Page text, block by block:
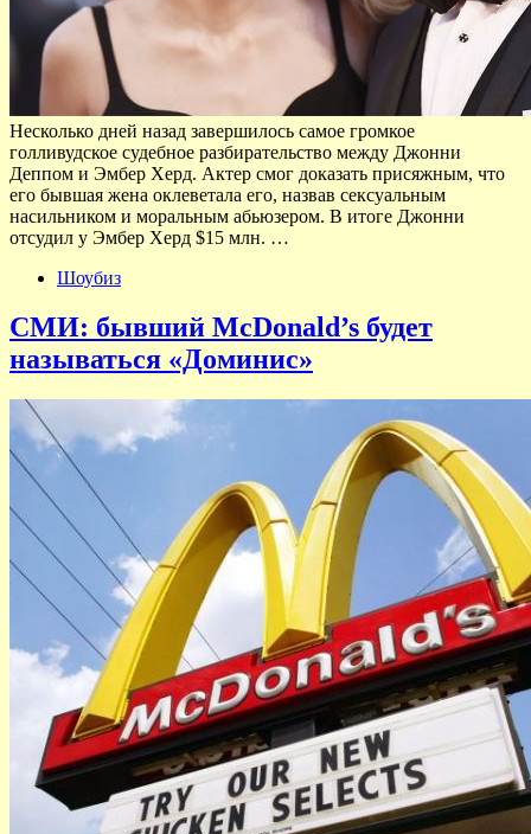
Несколько дней назад завершилось самое громкое
голливудское судебное разбирательство между Джонни
Деппом и Эмбер Херд. Актер смог доказать присяжным, что
его бывшая жена оклеветала его, назвав сексуальным
насильником и моральным абьюзером. В итоге Джонни
отсудил у Эмбер Херд $15 млн. …
Шоубиз
СМИ: бывший McDonald’s будет
называться «Доминис»